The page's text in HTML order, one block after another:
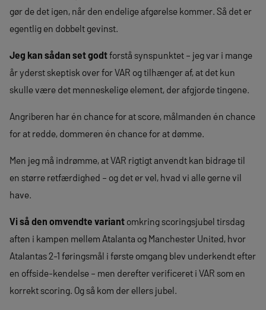
gør de det igen, når den endelige afgørelse kommer. Så det er
egentlig en dobbelt gevinst.
Jeg kan sådan set godtforstå synspunktet – jeg var i mange
år yderst skeptisk over for VAR og tilhænger af, at det kun
skulle være det menneskelige element, der afgjorde tingene.
Angriberen har én chance for at score, målmanden én chance
for at redde, dommeren én chance for at dømme.
Men jeg må indrømme, at VAR rigtigt anvendt kan bidrage til
en større retfærdighed – og det er vel, hvad vi alle gerne vil
have.
Vi så den omvendte variant omkring scoringsjubel tirsdag
aften i kampen mellem Atalanta og Manchester United, hvor
Atalantas 2-1 føringsmål i første omgang blev underkendt efter
en offside-kendelse – men derefter verificeret i VAR som en
korrekt scoring. Og så kom der ellers jubel.